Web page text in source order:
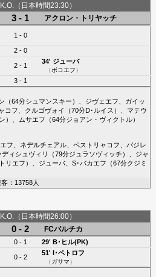
（日本時間23:30）
3 - 1 アクロン・トリヤッチ
1 - 0
2 - 0
2 - 1
34' ジューバ
（ボコエフ）
3 - 1
（64分シュマンスキー ）、 ジヴェエフ
ガイッ
コフ クルゴヴォイ （70分D･ルイス ）、 マテウ
）、 ムサエフ （64分ジョアン・ヴィクトル）
フ ネデルチェアル、 ペストリャコフ
バジレ
ディシュヴィリ （79分ジュラソヴィッチ ）、 ジャ
リエフ ）、 ジューバ、 S･バカエフ （67分クジミ
客：13758人
（日本時間26:00）
0 - 2 FCバルチカ
0 - 1 29' B･ヒル(PK)
0 - 2
51' I･ペトロフ
（ガサマ）